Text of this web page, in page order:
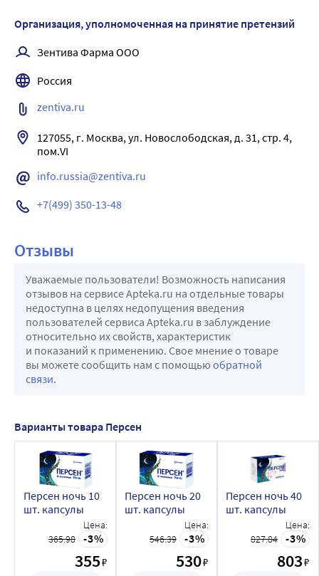
Организация, уполномоченная на принятие претензий
Зентива Фарма ООО
Россия
zentiva.ru
127055, г. Москва, ул. Новослободская, д. 31, стр. 4,
info.russia@zentiva.ru
+7(499) 350-13-48
Отзывы
Уважаемые пользователи! Возможность написания
отзывов на сервисе Apteka.ru на отдельные товары
недоступна в целях недопущения введения
пользователей сервиса Apteka.ru в заблуждение
относительно их свойств, характеристик
и показаний к применению. Свое мнение о товаре
вы можете сообщить нам с помощью обратной
связи.
Варианты товара Персен
Персен ночь 10
шт. капсулы
Цена:
365.98
3
355₽
Персен ночь 20
шт. капсулы
Цена:
546.39
3
530₽
Персен ночь 40
шт. капсулы
Цена:
827.84
3
803₽